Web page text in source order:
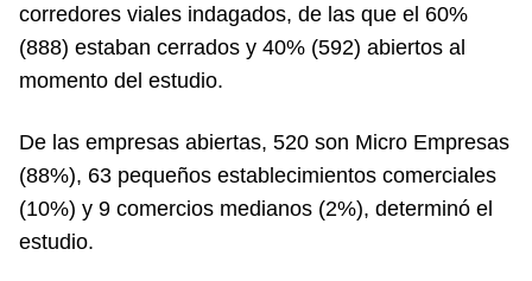
corredores viales indagados, de las que el 60%
(888) estaban cerrados y 40% (592) abiertos al
momento del estudio.
De las empresas abiertas, 520 son Micro Empresas
(88%), 63 pequeños establecimientos comerciales
(10%) y 9 comercios medianos (2%), determinó el
estudio.